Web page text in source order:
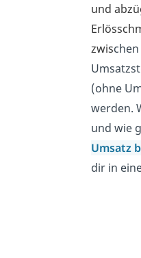
und
zwischen
(ohne
werden.
und wie
Umsatz
dir in